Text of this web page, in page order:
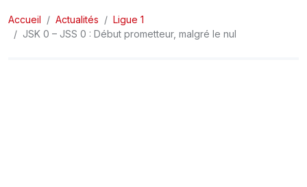
LIGUE 2
Accueil Actualités
Ligue 1
JSK 0 – JSS 0 : Début prometteur, malgré le nul